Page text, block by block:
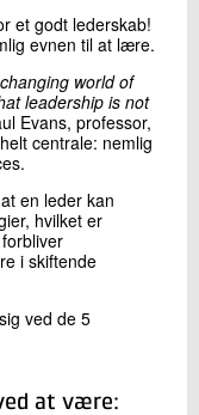
et godt lederskab!
evnen til at lære.
world of
leadership is not
Evans, professor,
centrale: nemlig
en leder kan
hvilket er
i skiftende
ved de 5
at være: